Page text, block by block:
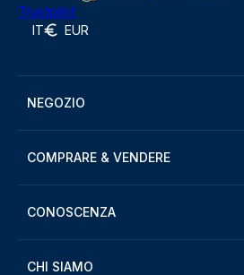
Trustpilot
IT EUR
NEGOZIO
COMPRARE & VENDERE
CONOSCENZA
CHI SIAMO